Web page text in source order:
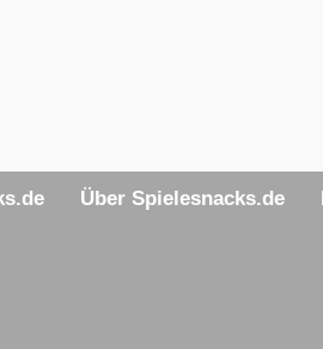
Über Spielesnacks.de